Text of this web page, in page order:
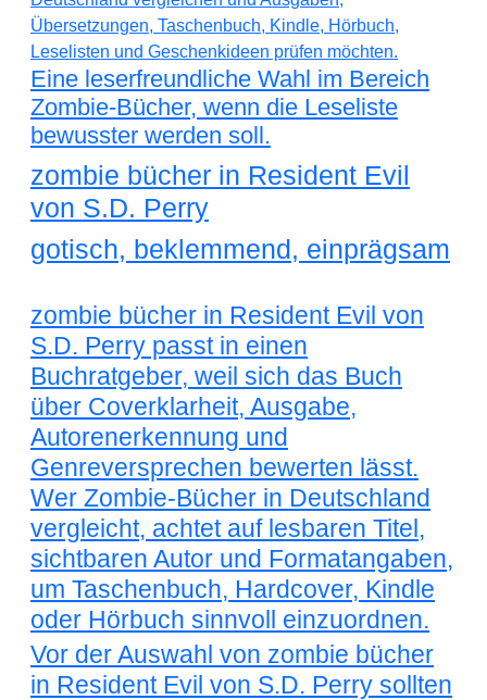
Eine leserfreundliche Wahl im Bereich
Zombie-Bücher, wenn die Leseliste
bewusster werden soll.
zombie bücher in Resident Evil
von S.D. Perry
gotisch, beklemmend, einprägsam
zombie bücher in Resident Evil von
S.D. Perry passt in einen
Buchratgeber, weil sich das Buch
über Coverklarheit, Ausgabe,
Autorenerkennung und
Genreversprechen bewerten lässt.
Wer Zombie-Bücher in Deutschland
vergleicht, achtet auf lesbaren Titel,
sichtbaren Autor und Formatangaben,
um Taschenbuch, Hardcover, Kindle
oder Hörbuch sinnvoll einzuordnen.
Vor der Auswahl von zombie bücher
in Resident Evil von S.D. Perry sollten